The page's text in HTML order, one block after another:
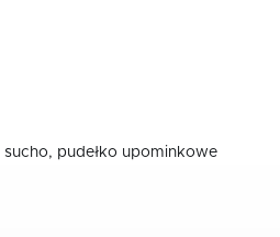
sucho, pudełko upominkowe